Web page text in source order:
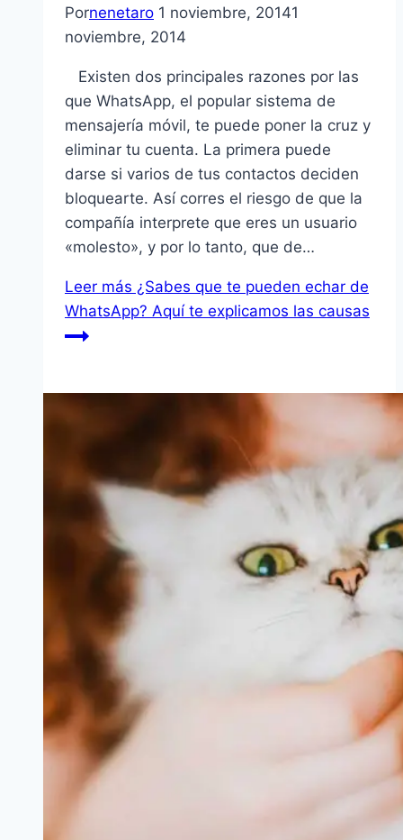
Pornenetaro 1 noviembre, 20141
noviembre, 2014
Existen dos principales razones por las
que WhatsApp, el popular sistema de
mensajería móvil, te puede poner la cruz y
eliminar tu cuenta. La primera puede
darse si varios de tus contactos deciden
bloquearte. Así corres el riesgo de que la
compañía interprete que eres un usuario
«molesto», y por lo tanto, que de…
Leer más ¿Sabes que te pueden echar de
WhatsApp? Aquí te explicamos las causas